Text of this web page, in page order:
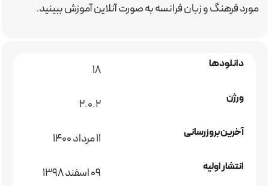
مورد فرهنگ و زبان فرانسه به صورت آنلاین آموزش ببینید.
دانلودها 18
ورژن 2.0.2
آخرین بروزرسانی 11 مرداد 1400
انتشار اولیه 09 اسفند 1398